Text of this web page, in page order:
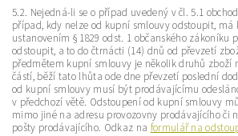
5.2. Nejedná-li se o případ uvedený v čl. 5.1
případ, kdy nelze od kupní smlouvy odstoupit, má
ustanovením § 1829 odst. 1 občanského zákoníku
odstoupit, a to do čtrnácti (14) dnů od převzetí
předmětem kupní smlouvy je několik druhů zboží
částí, běží tato lhůta ode dne převzetí poslední
od kupní smlouvy musí být prodávajícímu
v předchozí větě. Odstoupení od kupní smlouvy
mimo jiné na adresu provozovny prodávajícího či
pošty prodávajícího. Odkaz na formulář na